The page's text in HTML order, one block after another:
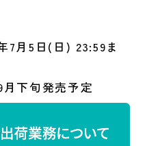
7月5日(日) 23:59ま
月下旬発売予定